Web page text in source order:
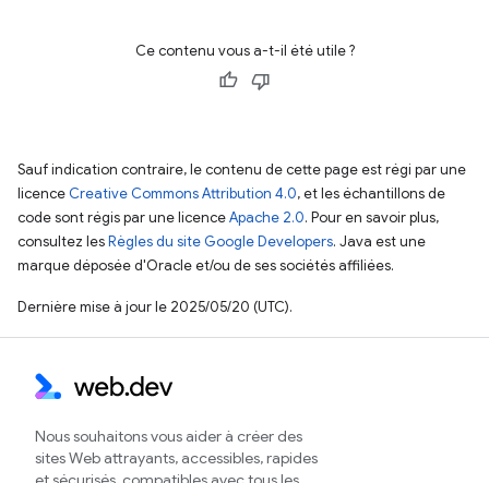
Ce contenu vous a-t-il été utile ?
Sauf indication contraire, le contenu de cette page est régi par une
licence Creative Commons Attribution 4.0, et les échantillons de
code sont régis par une licenceApache 2.0. Pour en savoir plus,
consultez lesRègles du site Google Developers. Java est une
marque déposée d'Oracle et/ou de ses sociétés affiliées.
Dernière mise à jour le 2025/05/20 (UTC).
Nous souhaitons vous aider à créer des
sites Web attrayants, accessibles, rapides